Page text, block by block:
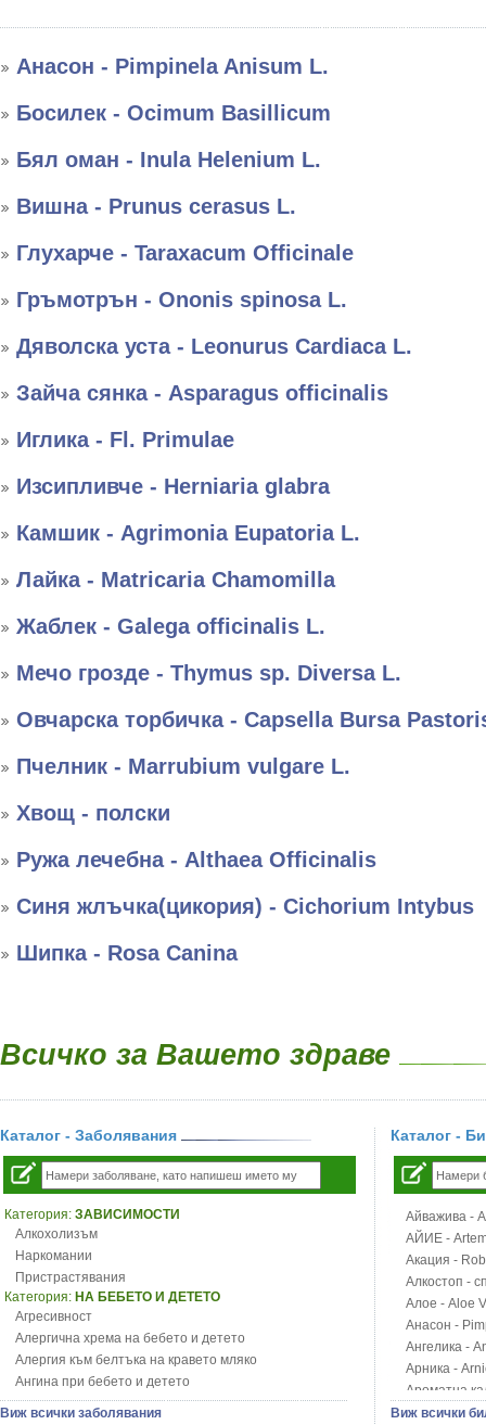
Анасон - Pimpinela Anisum L.
Босилек - Ocimum Basillicum
Бял оман - Inula Helenium L.
Вишна - Prunus cerasus L.
Глухарче - Taraxacum Officinale
Гръмотрън - Ononis spinosa L.
Дяволска уста - Leonurus Cardiaca L.
Зайча сянка - Asparagus officinalis
Иглика - Fl. Primulae
Изсипливче - Herniaria glabra
Камшик - Agrimonia Eupatoria L.
Лайка - Matricaria Chamomilla
Жаблек - Galega officinalis L.
Мечо грозде - Thymus sp. Diversa L.
Овчарска торбичка - Capsella Bursa
Пчелник - Marrubium vulgare L.
Хвощ - полски
Ружа лечебна - Althaea Officinalis
Синя жлъчка(цикория) - Cichorium Intybus
Шипка - Rosa Canina
Всичко за Вашето здраве
Каталог - Заболявания
Категория: ЗАВИСИМОСТИ
Алкохолизъм
Наркомании
Пристрастявания
Категория: НА БЕБЕТО И ДЕТЕТО
Агресивност
Алергична хрема на бебето и детето
Алергия към белтъка на кравето мляко
Ангина при бебето и детето
Анемия при бебето и детето
Виж всички заболявания
Каталог -
Айважива -
АЙИЕ -
Акация -
Алкостоп -
Алое - Aloe
Анасон -
Ангелика -
Арника -
Ароматна
Арония -
Виж всички